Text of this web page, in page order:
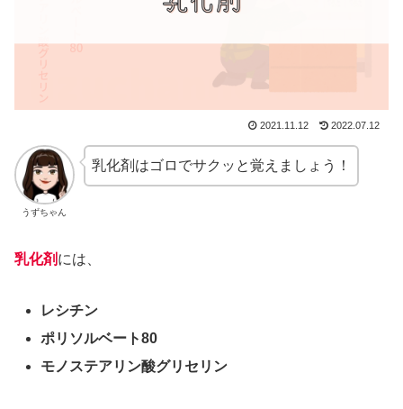
2021.11.12 2022.07.12
うずちゃん
乳化剤はゴロでサクッと覚えましょう！
乳化剤 には、
レシチン
ポリソルベート80
モノステアリン酸グリセリン